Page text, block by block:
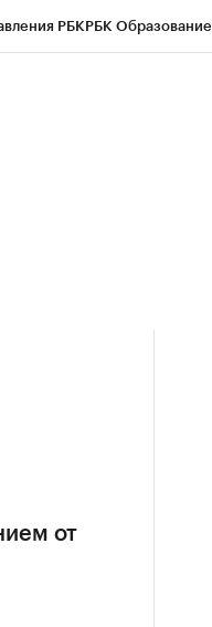
РБКРБК Образование
от